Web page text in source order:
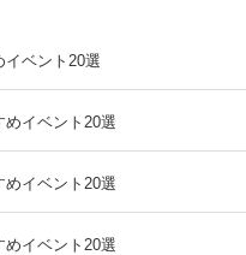
イベント20選
イベント20選
イベント20選
めイベント20選